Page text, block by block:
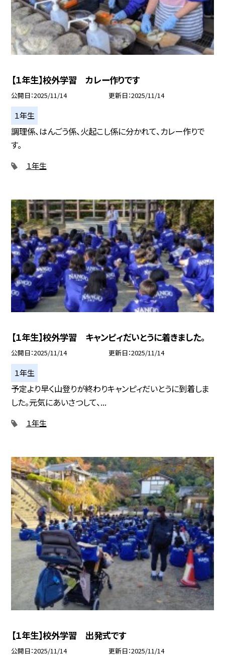
【１年生】校外学習 カレー作りです
公開日 2025/11/14 更新日 2025/11/14
１年生
調理係、はんごう係、火起こし係に分かれて、カレー作りで
す。
１年生
【１年生】校外学習 キャンピィだいとうに着きました。
公開日 2025/11/14 更新日 2025/11/14
１年生
予定より早く山登りが終わりキャンピィだいとうに到着しま
した。元気にあいさつして、...
１年生
【１年生】校外学習 出発式です
公開日 2025/11/14 更新日 2025/11/14